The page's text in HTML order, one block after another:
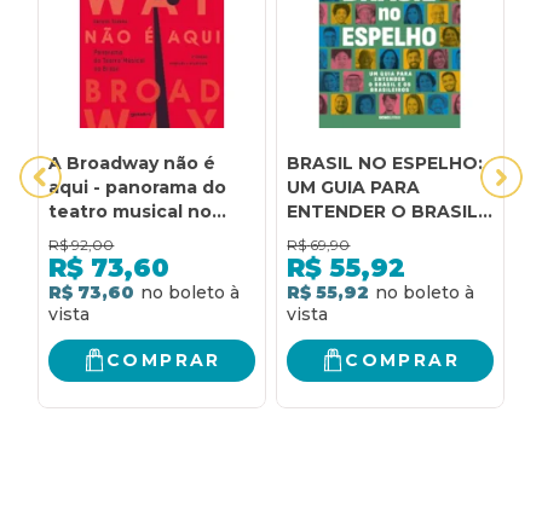
A Broadway não é
aqui - panorama do
teatro musical no
Brasil 2ª edição:
panorama do teatro
musical no Brasil
R$ 92,00
R$ 73,60
R$ 73,60
COMPRAR
BRASIL NO ESPELHO:
UM GUIA PARA
ENTENDER O BRASIL
E OS BRASILEIROS
R$ 69,90
R$ 55,92
R$ 55,92
COMPRAR